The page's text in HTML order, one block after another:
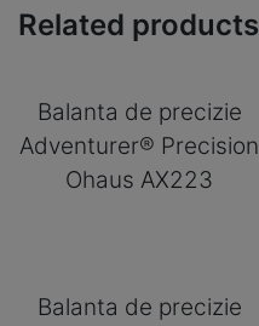
Related products
Balanta de precizie
Adventurer® Precision
Ohaus AX223
Balanta de precizie